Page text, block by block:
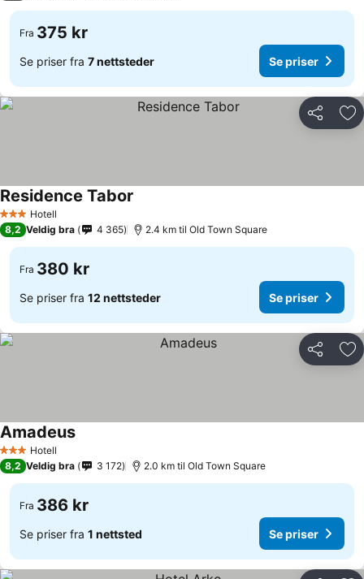
Fra 375 kr
Se priser fra 7 nettsteder Se priser
Del
3 StjernerHotell
Residence Tabor
8,2 Veldig bra 4 365 2.4 km til Old Town Square
Fra 380 kr
Se priser fra 12 nettsteder Se priser
Del
3 StjernerHotell
Amadeus
8,2 Veldig bra 3 172 2.0 km til Old Town Square
Fra 386 kr
Se priser fra 1 nettsted Se priser